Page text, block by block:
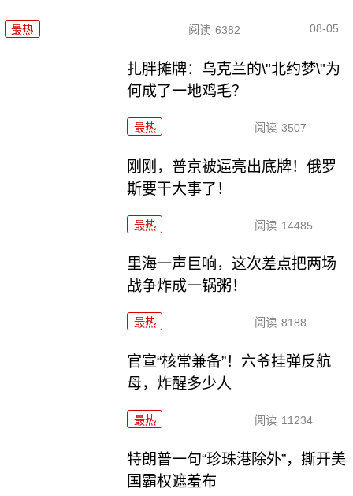
最热 阅读 6382 08-05
扎胖摊牌：乌克兰的\"北约梦\"为
何成了一地鸡毛？
最热 阅读 3507
刚刚，普京被逼亮出底牌！俄罗
斯要干大事了！
最热 阅读 14485
里海一声巨响，这次差点把两场
战争炸成一锅粥！
最热 阅读 8188
官宣“核常兼备”！六爷挂弹反航
母，炸醒多少人
最热 阅读 11234
特朗普一句“珍珠港除外”，撕开美
国霸权遮羞布